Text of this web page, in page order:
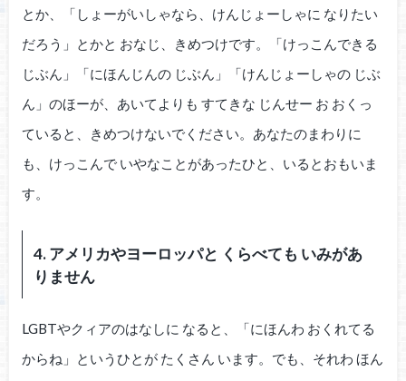
とか、「しょーがいしゃなら、けんじょーしゃに なりたい
だろう」とかと おなじ、きめつけです。「けっこんできる
じぶん」「にほんじんの じぶん」「けんじょーしゃの じぶ
ん」のほーが、あいてよりも すてきな じんせー お おくっ
ていると、きめつけないでください。あなたのまわりに
も、けっこんで いやなことがあったひと、いるとおもいま
す。
4. アメリカやヨーロッパと くらべても いみがあ
りません
LGBTやクィアのはなしに なると、「にほんわ おくれてる
からね」というひとが たくさん います。でも、それわ ほん